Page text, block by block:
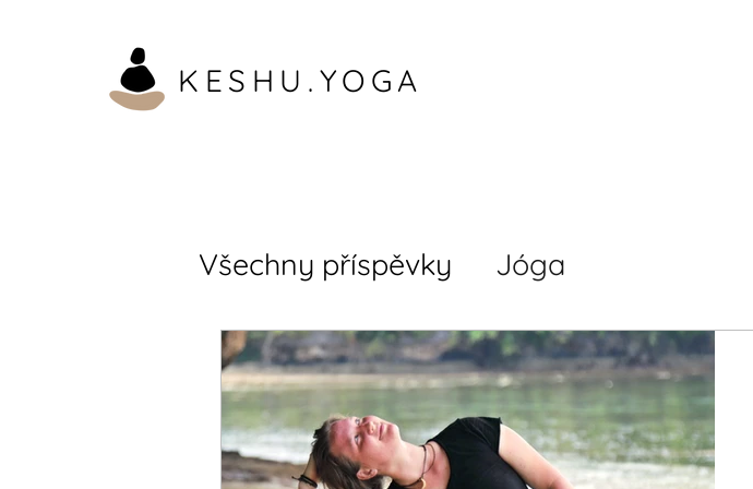
KESHU.YOGA
Všechny příspěvky Jóga